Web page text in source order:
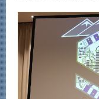
機械系 News
News